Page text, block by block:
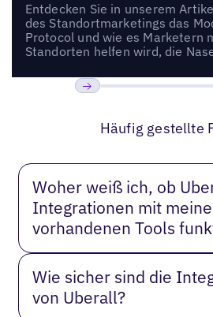
Entdecken Sie in unserem
des Standortmarketings das
Protocol und wie es Marketern
Standorten helfen wird, die
Häufig gestellte
Woher weiß ich, ob
Integrationen mit
vorhandenen Tools
Wie sicher sind die
von Uberall?